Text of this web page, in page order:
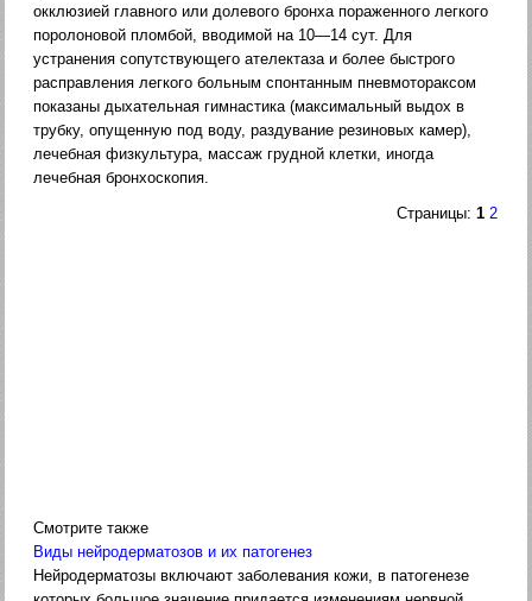
окклюзией главного или долевого бронха пораженного легкого
поролоновой пломбой, вводимой на 10—14 сут. Для
устранения сопутствующего ате­лектаза и более быстрого
расправления легкого больным спон­танным пневмотораксом
показаны дыхательная гимнастика (максимальный выдох в
трубку, опущенную под воду, разду­вание резиновых камер),
лечебная физкультура, массаж груд­ной клетки, иногда
лечебная бронхоскопия.
Страницы:1 2
Смотрите также
Виды нейродерматозов и их патогенез
Нейродерматозы включают заболевания кожи, в патогенезе